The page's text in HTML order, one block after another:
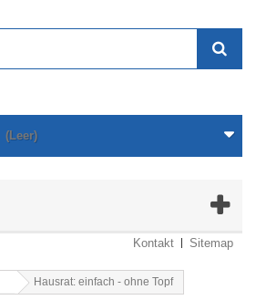
(Leer)
Kontakt Sitemap
Hausrat: einfach - ohne Topf